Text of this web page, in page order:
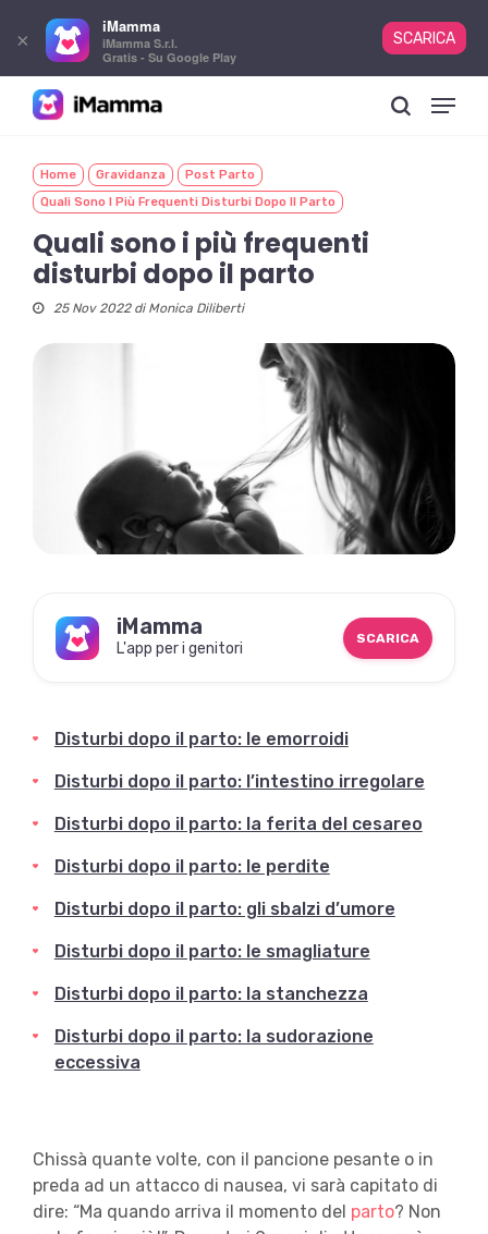
content
Menu
Home Gravidanza
Post Parto
Quali Sono I Più Frequenti Disturbi Dopo Il Parto
Quali sono i più frequenti
disturbi dopo il parto
25 Nov 2022 di Monica Diliberti
iMamma
L'app per i genitori
SCARICA
Disturbi dopo il parto: le emorroidi
Disturbi dopo il parto: l’intestino irregolare
Disturbi dopo il parto: la ferita del cesareo
Disturbi dopo il parto: le perdite
Disturbi dopo il parto: gli sbalzi d’umore
Disturbi dopo il parto: le smagliature
Disturbi dopo il parto: la stanchezza
Disturbi dopo il parto: la sudorazione
eccessiva
Chissà quante volte, con il pancione pesante o in
preda ad un attacco di nausea, vi sarà capitato di
dire: “Ma quando arriva il momento del parto? Non
×
iMamma
iMamma S.r.l.
Gratis - Su Google Play
SCARICA